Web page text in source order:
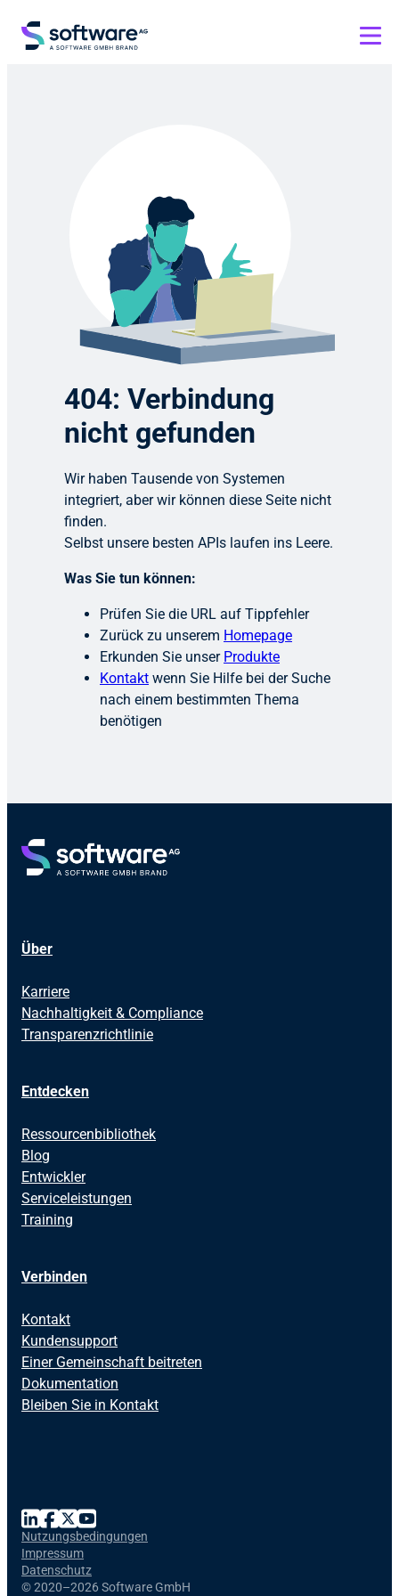
404: Verbindung
nicht gefunden
Wir haben Tausende von Systemen
integriert, aber wir können diese Seite nicht
finden.
Selbst unsere besten APIs laufen ins Leere.
Was Sie tun können:
Prüfen Sie die URL auf Tippfehler
Zurück zu unserem Homepage
Erkunden Sie unser Produkte
Kontakt wenn Sie Hilfe bei der Suche
nach einem bestimmten Thema
benötigen
Über
Karriere
Nachhaltigkeit & Compliance
Transparenzrichtlinie
Entdecken
Ressourcenbibliothek
Blog
Entwickler
Serviceleistungen
Training
Verbinden
Kontakt
Kundensupport
Einer Gemeinschaft beitreten
Dokumentation
Bleiben Sie in Kontakt
©2020–2026 Software GmbH
Nutzungsbedingungen
Impressum
Datenschutz